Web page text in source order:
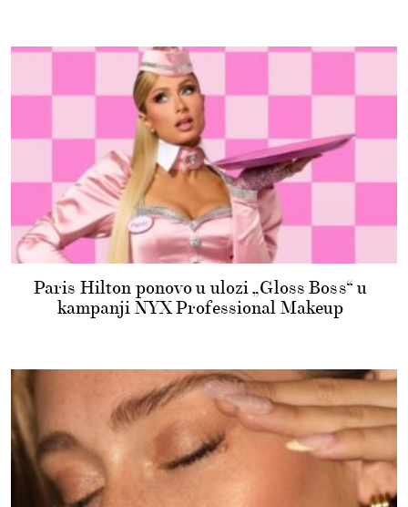
Paris Hilton ponovo u ulozi „Gloss Boss“ u
kampanji NYX Professional Makeup